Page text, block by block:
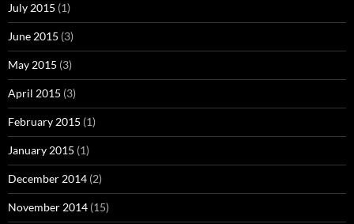
July 2015 (1)
June 2015 (3)
May 2015 (3)
April 2015 (3)
February 2015 (1)
January 2015 (1)
December 2014 (2)
November 2014 (15)